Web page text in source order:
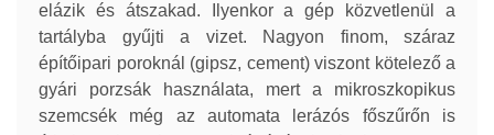
elázik és átszakad. Ilyenkor a gép közvetlenül a
tartályba gyűjti a vizet. Nagyon finom, száraz
építőipari poroknál (gipsz, cement) viszont kötelező a
gyári porzsák használata, mert a mikroszkopikus
szemcsék még az automata lerázós főszűrőn is